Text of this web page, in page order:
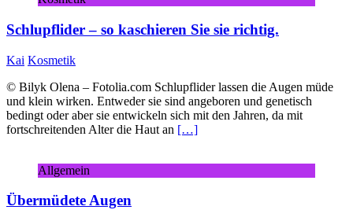
Schlupflider – so kaschieren Sie sie richtig.
Kai Kosmetik
© Bilyk Olena – Fotolia.com Schlupflider lassen die Augen müde
und klein wirken. Entweder sie sind angeboren und genetisch
bedingt oder aber sie entwickeln sich mit den Jahren, da mit
fortschreitenden Alter die Haut an […]
Allgemein
Übermüdete Augen